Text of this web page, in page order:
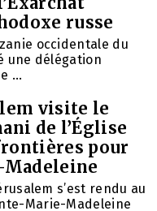
russe
occidentale du
une délégation
...
visite le
de l’Église
pour
s’est rendu au
Marie-Madeleine